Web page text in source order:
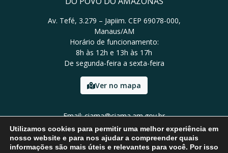
Av. Tefé, 3.279 – Japiim. CEP 69078-000,
Manaus/AM
Horário de funcionamento:
8h às 12h e 13h às 17h
De segunda-feira a sexta-feira
Ver no mapa
Email: ciama@ciama.am.gov.br
Tel: (92) 2123 9999
Utilizamos cookies para permitir uma melhor experiência em
nosso website e para nos ajudar a compreender quais
informações são mais úteis e relevantes para você. Por isso